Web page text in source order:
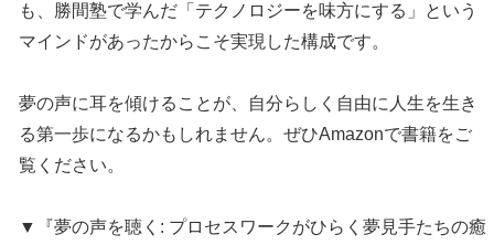
も、勝間塾で学んだ「テクノロジーを味方にする」という
マインドがあったからこそ実現した構成です。
夢の声に耳を傾けることが、自分らしく自由に人生を生き
る第一歩になるかもしれません。ぜひAmazonで書籍をご
覧ください。
▼『夢の声を聴く: プロセスワークがひらく夢見手たちの癒